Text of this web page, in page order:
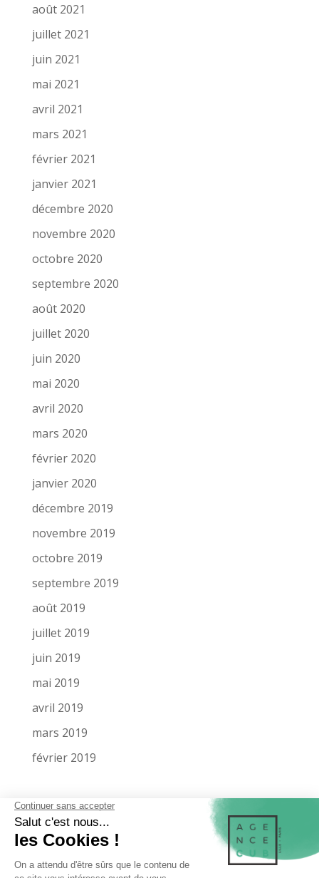
août 2021
juillet 2021
juin 2021
mai 2021
avril 2021
mars 2021
février 2021
janvier 2021
décembre 2020
novembre 2020
octobre 2020
septembre 2020
août 2020
juillet 2020
juin 2020
mai 2020
avril 2020
mars 2020
février 2020
janvier 2020
décembre 2019
novembre 2019
octobre 2019
septembre 2019
août 2019
juillet 2019
juin 2019
mai 2019
avril 2019
mars 2019
février 2019
LA SOCIÉTÉ
MENTIONS LÉGALES
MIEUX NOUS CONNAÎTRE
NOS RÉFÉRENCES